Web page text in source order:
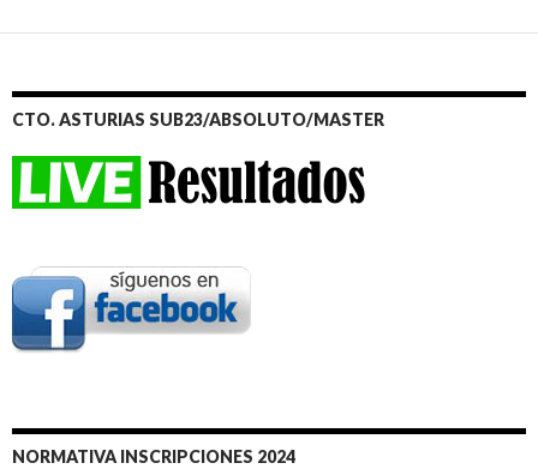
CTO. ASTURIAS SUB23/ABSOLUTO/MASTER
NORMATIVA INSCRIPCIONES 2024